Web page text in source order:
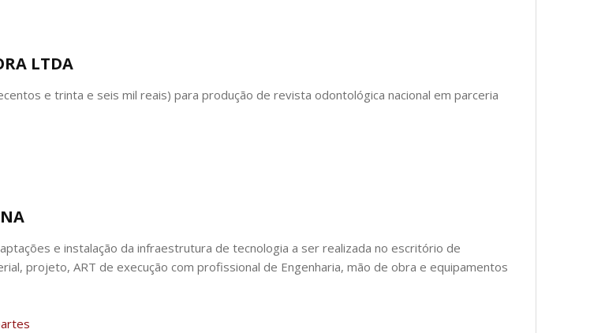
LTDA
e trinta e seis mil reais) para produção de revista odontológica nacional em parceria
e instalação da infraestrutura de tecnologia a ser realizada no escritório de
projeto, ART de execução com profissional de Engenharia, mão de obra e equipamentos